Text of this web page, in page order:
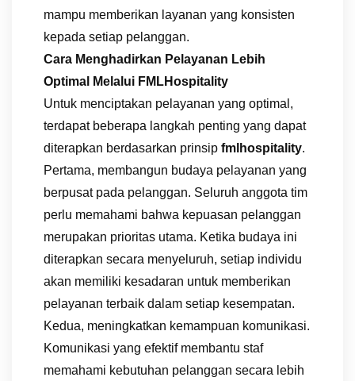
mampu memberikan layanan yang konsisten
kepada setiap pelanggan.
Cara Menghadirkan Pelayanan Lebih
Optimal Melalui FMLHospitality
Untuk menciptakan pelayanan yang optimal,
terdapat beberapa langkah penting yang dapat
diterapkan berdasarkan prinsip fmlhospitality.
Pertama, membangun budaya pelayanan yang
berpusat pada pelanggan. Seluruh anggota tim
perlu memahami bahwa kepuasan pelanggan
merupakan prioritas utama. Ketika budaya ini
diterapkan secara menyeluruh, setiap individu
akan memiliki kesadaran untuk memberikan
pelayanan terbaik dalam setiap kesempatan.
Kedua, meningkatkan kemampuan komunikasi.
Komunikasi yang efektif membantu staf
memahami kebutuhan pelanggan secara lebih